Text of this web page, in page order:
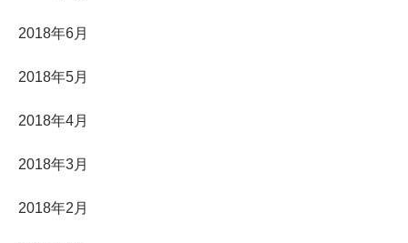
2018年6月
2018年5月
2018年4月
2018年3月
2018年2月